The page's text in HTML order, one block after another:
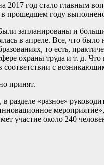
год стало главным
прошедшем году
и
в апреле. Все, что
то есть,
охраны труда и т. д.
с
принят.
«разное»
участие около 240